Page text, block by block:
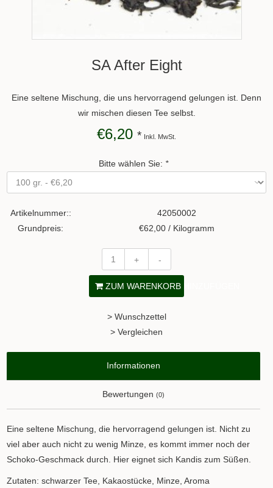
SA After Eight
Eine seltene Mischung, die uns hervorragend gelungen ist. Denn
wir mischen diesen Tee selbst.
€6,20 * Inkl. MwSt.
Bitte wählen Sie: *
Artikelnummer::
42050002
Grundpreis:
€62,00 / Kilogramm
+ -
ZUM WARENKORB HINZUFÜGEN
> Wunschzettel
> Vergleichen
Informationen
Bewertungen (0)
Eine seltene Mischung, die hervorragend gelungen ist. Nicht zu
viel aber auch nicht zu wenig Minze, es kommt immer noch der
Schoko-Geschmack durch. Hier eignet sich Kandis zum Süßen.
Zutaten: schwarzer Tee, Kakaostücke, Minze, Aroma